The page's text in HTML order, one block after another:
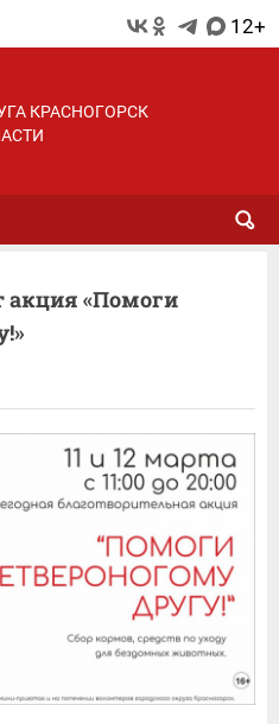
12+
КРАСНОГОРСК
акция «Помоги